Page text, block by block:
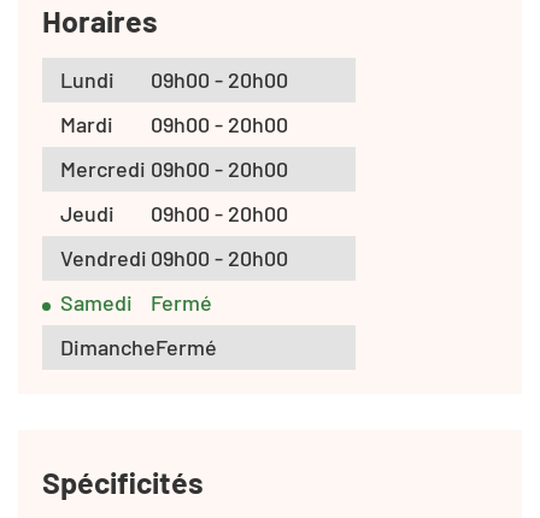
Horaires
Lundi
09h00 - 20h00
Mardi
09h00 - 20h00
Mercredi 09h00 - 20h00
Jeudi
09h00 - 20h00
Vendredi 09h00 - 20h00
Samedi
Fermé
DimancheFermé
Spécificités